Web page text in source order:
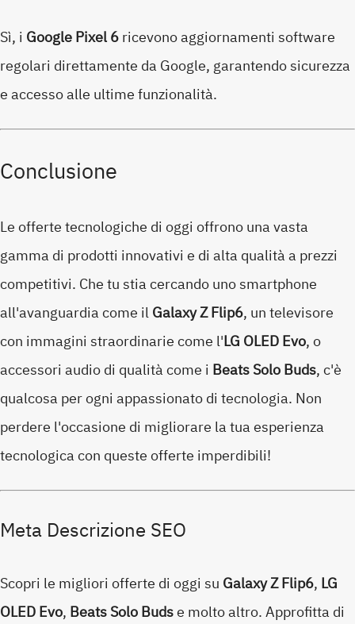
Sì, i Google Pixel 6ricevono aggiornamenti software
regolari direttamente da Google, garantendo sicurezza
e accesso alle ultime funzionalità.
Conclusione
Le offerte tecnologiche di oggi offrono una vasta
gamma di prodotti innovativi e di alta qualità a prezzi
competitivi. Che tu stia cercando uno smartphone
all'avanguardia come ilGalaxy Z Flip6, un televisore
con immagini straordinarie come l'LG OLED Evo, o
accessori audio di qualità come i Beats Solo Buds, c'è
qualcosa per ogni appassionato di tecnologia. Non
perdere l'occasione di migliorare la tua esperienza
tecnologica con queste offerte imperdibili!
Meta Descrizione SEO
Scopri le migliori offerte di oggi su Galaxy Z Flip6, LG
OLED Evo, Beats Solo Budse molto altro. Approfitta di